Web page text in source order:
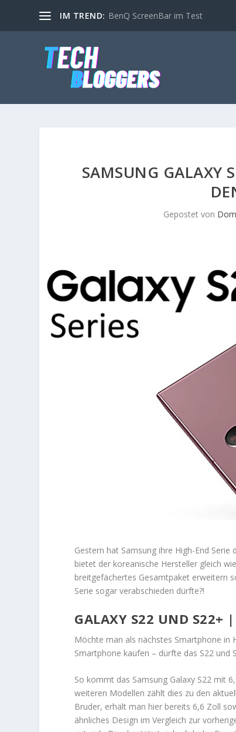
IM TREND: BenQ ScreenBar im Test
SAMSUNG GALAXY
Gepostet von
Gestern hat Samsung ihre High-End
bietet der koreanische Hersteller gleich
breitgefächertes Gesamtpaket erweitern
Serie sogar verabschieden dürfte?!
GALAXY S22 UND S22+
Möchte man als nächstes Smartphone in
Smartphone kaufen – dürfte das S22 und
So kommt das Samsung Galaxy S22 mit
weiteren Modellen zählt dies zu den
Bruder, erhält man hier bereits 6,6 Zoll
ähnliches Design im Vergleich zur